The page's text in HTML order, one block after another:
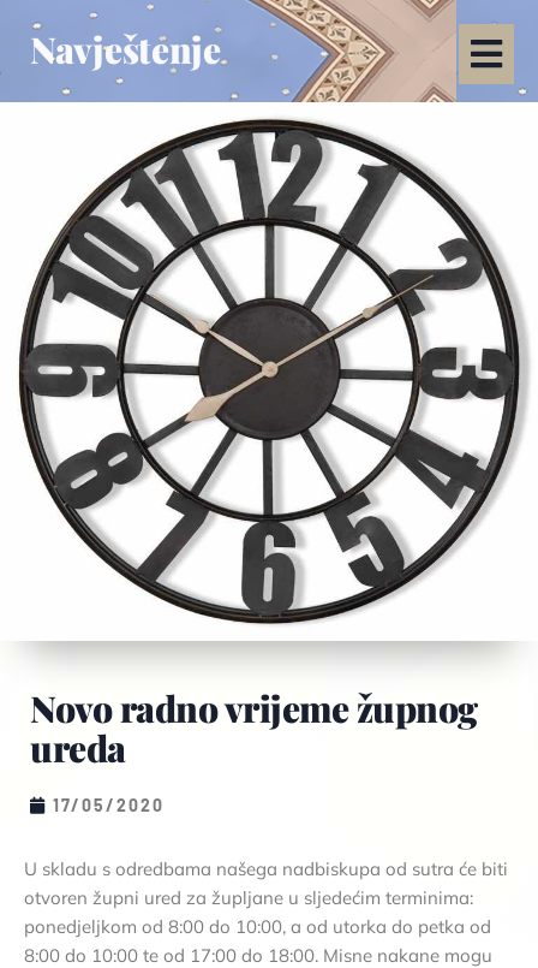
Navještenje
Novo radno vrijeme župnog
ureda
17/05/2020
U skladu s odredbama našega nadbiskupa od sutra će biti
otvoren župni ured za župljane u sljedećim terminima:
ponedjeljkom od 8:00 do 10:00, a od utorka do petka od
8:00 do 10:00 te od 17:00 do 18:00. Misne nakane mogu